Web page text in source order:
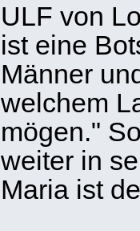
ULF von
ist eine
Männer
welchem
mögen."
weiter in
Maria ist